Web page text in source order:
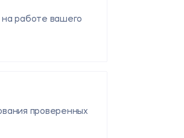
проверенных
на работе вашего